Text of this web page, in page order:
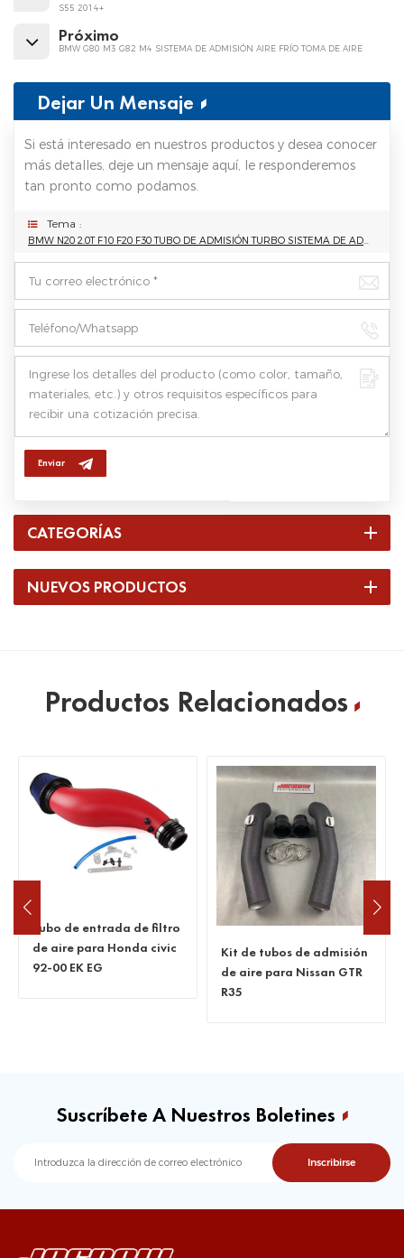
S55 2014+
Próximo
BMW G80 M3 G82 M4 SISTEMA DE ADMISIÓN AIRE FRÍO TOMA DE AIRE
Dejar Un Mensaje
Si está interesado en nuestros productos y desea conocer
más detalles, deje un mensaje aquí, le responderemos
tan pronto como podamos.
Tema :
Enviar
CATEGORÍAS
NUEVOS PRODUCTOS
Productos Relacionados
Tubo de entrada de filtro
de aire para Honda civic
92-00 EK EG
Kit de tubos de admisión
de aire para Nissan GTR
R35
Suscríbete A Nuestros Boletines